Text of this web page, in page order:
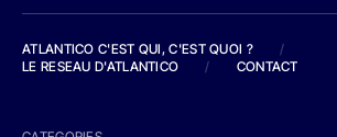
ATLANTICO C'EST QUI, C'EST QUOI ?
/
LE RESEAU D'ATLANTICO
/ CONTACT